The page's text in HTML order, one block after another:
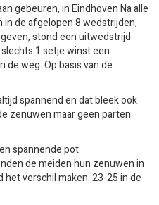
gebeuren, in Eindhoven Na alle
de afgelopen 8 wedstrijden,
stond een uitwedstrijd
1 setje winst een
de weg. Op basis van de
spannend en dat bleek ook
zenuwen maar geen parten
spannende pot
de meiden hun zenuwen in
verschil maken. 23-25 in de